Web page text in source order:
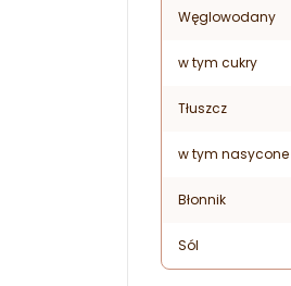
Węglowodany
w tym cukry
Tłuszcz
w tym nasycone
Błonnik
Sól